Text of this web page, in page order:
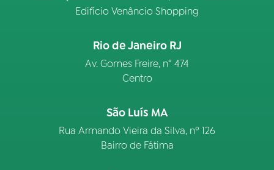
Edifício Venâncio Shopping
Rio de Janeiro RJ
Av. Gomes Freire, n° 474
Centro
São Luís MA
Rua Armando Vieira da Silva, nº 126
Bairro de Fátima